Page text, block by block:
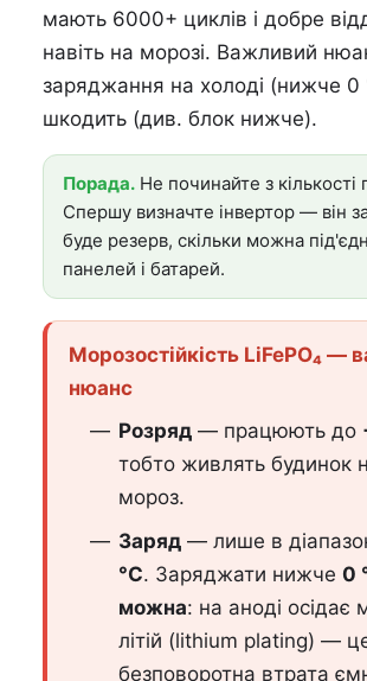
мають 6000+ циклів і добре
навіть на морозі. Важливий
заряджання на холоді (нижче 0
шкодить (див. блок нижче).
Порада. Не починайте з кількості
Спершу визначте інвертор — він
буде резерв, скільки можна
панелей і батарей.
Морозостійкість LiFePO₄ —
нюанс
Розряд — працюють до
тобто живлять будинок
мороз.
Заряд — лише в
°C. Заряджати нижче 0
можна: на аноді осідає
літій (lithium plating) —
безповоротна втрата